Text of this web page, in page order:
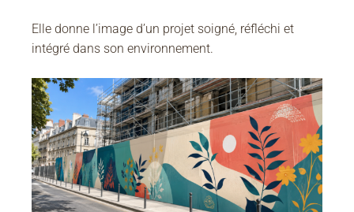
Elle donne l’image d’un projet soigné, réfléchi et
intégré dans son environnement.